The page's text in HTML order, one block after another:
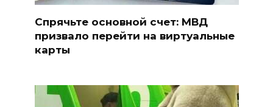
Спрячьте основной счет: МВД
призвало перейти на виртуальные
карты